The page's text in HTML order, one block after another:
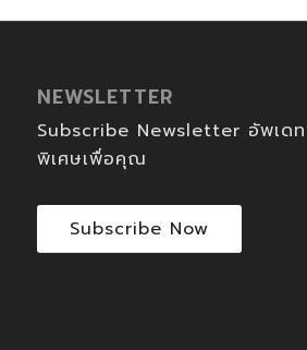
NEWSLETTER
Subscribe Newsletter อัพเด
พิเศษเพื่อคุณ
Subscribe Now